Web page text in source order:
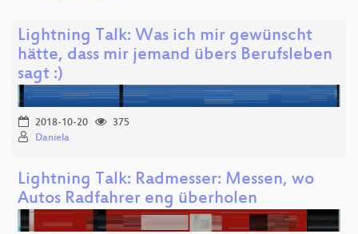
Lightning Talk: Was ich mir gewünscht
hätte, dass mir jemand übers Berufsleben
sagt :)
2018-10-20
375
Daniela
Lightning Talk: Radmesser: Messen, wo
Autos Radfahrer eng überholen